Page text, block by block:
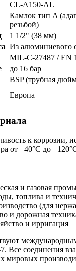
CL-A150-AL
Камлок тип A
резьбой)
1 1/2" (38 мм)
Из алюминиевого
MIL-C-27487 / EN
до 16 бар
BSP (трубная
Европа
к коррозии,
от −40°C до
и газовая
топлива и
(для
и дорожная
и ирригация
Все соединения
мировых